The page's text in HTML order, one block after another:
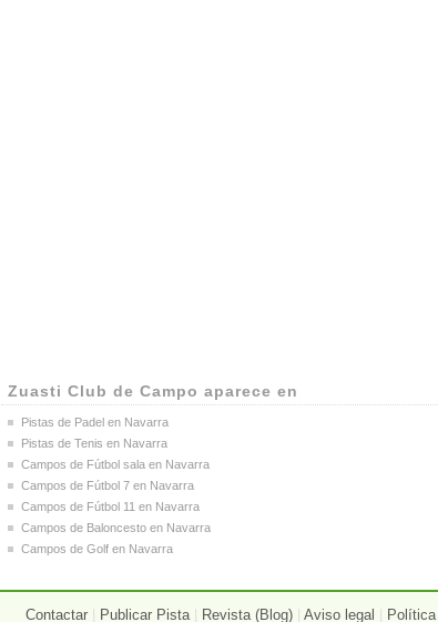
Zuasti Club de Campo aparece en
Pistas de Padel en Navarra
Pistas de Tenis en Navarra
Campos de Fútbol sala en Navarra
Campos de Fútbol 7 en Navarra
Campos de Fútbol 11 en Navarra
Campos de Baloncesto en Navarra
Campos de Golf en Navarra
Contactar Publicar Pista Revista (Blog) Aviso legal